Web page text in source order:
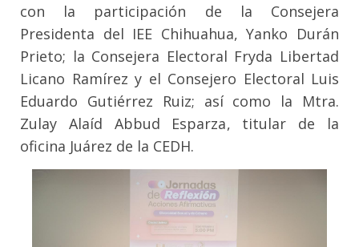
con la participación de la Consejera
Presidenta del IEE Chihuahua, Yanko Durán
Prieto; la Consejera Electoral Fryda Libertad
Licano Ramírez y el Consejero Electoral Luis
Eduardo Gutiérrez Ruiz; así como la Mtra.
Zulay Alaíd Abbud Esparza, titular de la
oficina Juárez de la CEDH.